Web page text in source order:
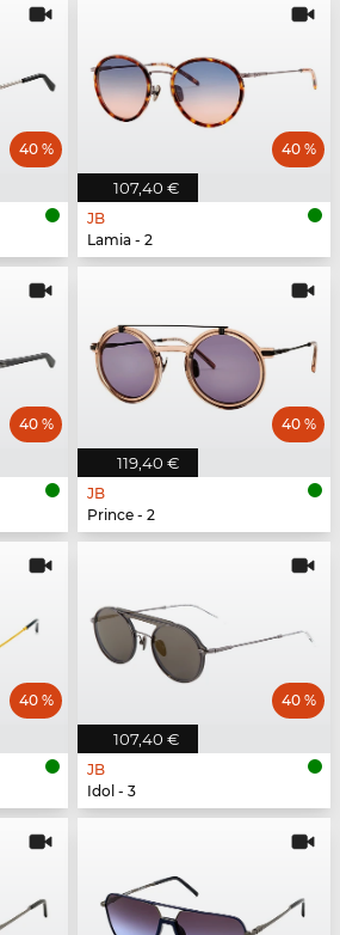
40 %
107,40 €
40 %
JB
Lamia - 2
40 %
119,40 €
40 %
JB
Prince - 2
40 %
107,40 €
40 %
JB
Idol - 3